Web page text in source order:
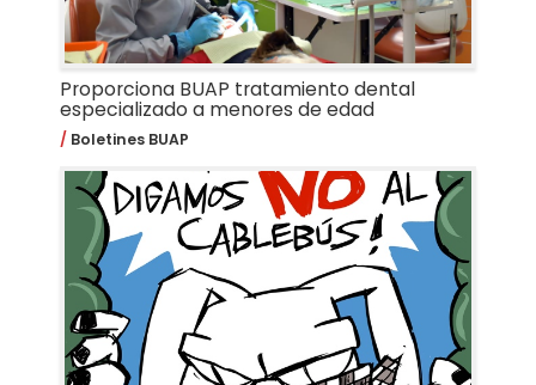
Proporciona BUAP tratamiento dental
especializado a menores de edad
Boletines BUAP